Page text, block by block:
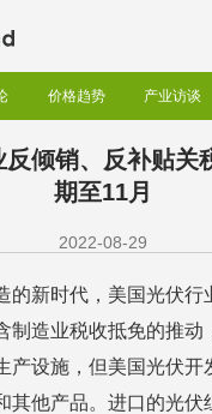
价格趋势 产业访谈
反倾销、反补贴关
期至11月
2022-08-29
的新时代，美国光伏行
制造业税收抵免的推动
产设施，但美国光伏开
其他产品。进口的光伏